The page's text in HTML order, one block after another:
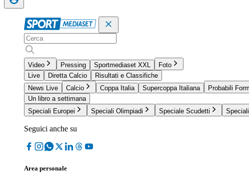
Video Pressing Sportmediaset XXL
Foto
Live
Diretta Calcio
Risultati e Classifiche
News Live
Calcio Coppa Italia Supercoppa Italiana Probabili
Un libro a settimana
Speciali Europei
Speciali Olimpiadi Speciale Scudetti
Seguici anche su
Area personale